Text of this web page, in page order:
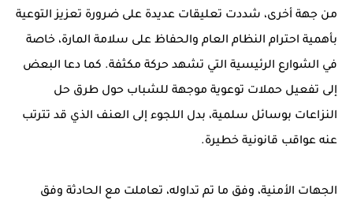
من جهة أخرى، شددت تعليقات عديدة على ضرورة تعزيز التوعية
بأهمية احترام النظام العام والحفاظ على سلامة المارة، خاصة
في الشوارع الرئيسية التي تشهد حركة مكثفة. كما دعا البعض
إلى تفعيل حملات توعوية موجهة للشباب حول طرق حل
النزاعات بوسائل سلمية، بدل اللجوء إلى العنف الذي قد تترتب
عنه عواقب قانونية خطيرة.
الجهات الأمنية، وفق ما تم تداوله، تعاملت مع الحادثة وفق